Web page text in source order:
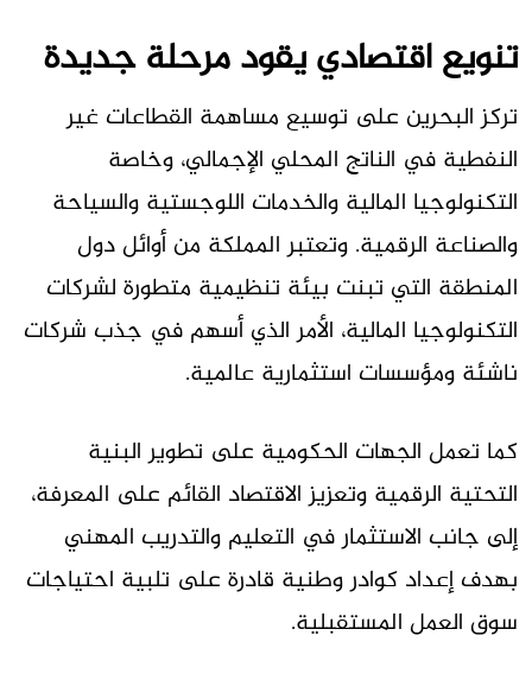
تنويع اقتصادي يقود مرحلة جديدة
تركز البحرين على توسيع مساهمة القطاعات غير
النفطية في الناتج المحلي الإجمالي، وخاصة
التكنولوجيا المالية والخدمات اللوجستية والسياحة
والصناعة الرقمية. وتعتبر المملكة من أوائل دول
المنطقة التي تبنت بيئة تنظيمية متطورة لشركات
التكنولوجيا المالية، الأمر الذي أسهم في جذب شركات
ناشئة ومؤسسات استثمارية عالمية.
كما تعمل الجهات الحكومية على تطوير البنية
التحتية الرقمية وتعزيز الاقتصاد القائم على المعرفة،
إلى جانب الاستثمار في التعليم والتدريب المهني
بهدف إعداد كوادر وطنية قادرة على تلبية احتياجات
سوق العمل المستقبلية.